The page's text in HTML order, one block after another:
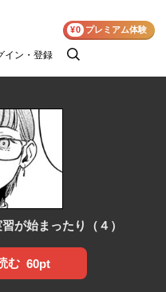
イン・登録
検
¥0 プレミアム体験
が始まったり（４）
む 60pt